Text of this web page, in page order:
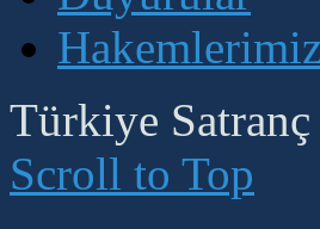
Hakemlerimiz
Türkiye
Scroll to Top